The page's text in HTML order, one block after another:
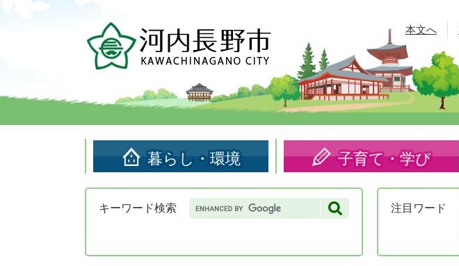
頭
す。
飛
し
本文へ
暮らし・環境 子育て・学び
キーワード検索 Google
カ
検
注目 ワード